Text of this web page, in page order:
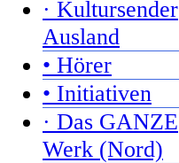
· Kultursender
Ausland
• Hörer
• Initiativen
· Das GANZE
Werk (Nord)